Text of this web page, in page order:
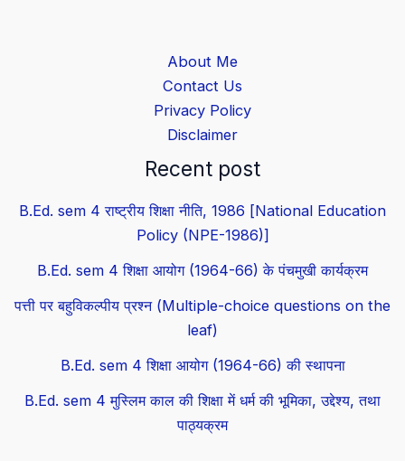
About Me
Contact Us
Privacy Policy
Disclaimer
Recent post
B.Ed. sem 4 राष्ट्रीय शिक्षा नीति, 1986 [National Education
Policy (NPE-1986)]
B.Ed. sem 4 शिक्षा आयोग (1964-66) के पंचमुखी कार्यक्रम
पत्ती पर बहुविकल्पीय प्रश्न (Multiple-choice questions on the
leaf)
B.Ed. sem 4 शिक्षा आयोग (1964-66) की स्थापना
B.Ed. sem 4 मुस्लिम काल की शिक्षा में धर्म की भूमिका, उद्देश्य, तथा
पाठ्यक्रम